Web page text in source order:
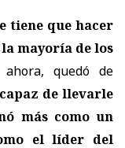
tiene que hacer
mayoría de los
quedó de
de llevarle
más como un
el líder del